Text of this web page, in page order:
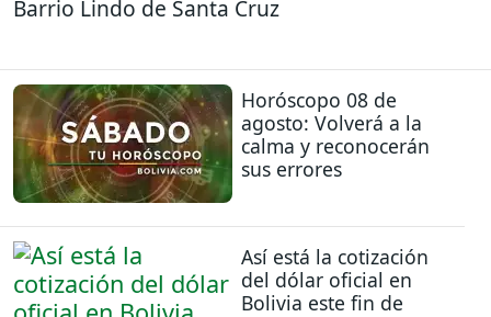
Barrio Lindo de Santa Cruz
Horóscopo 08 de
agosto: Volverá a la
calma y reconocerán
sus errores
Así está la cotización
del dólar oficial en
Bolivia este fin de